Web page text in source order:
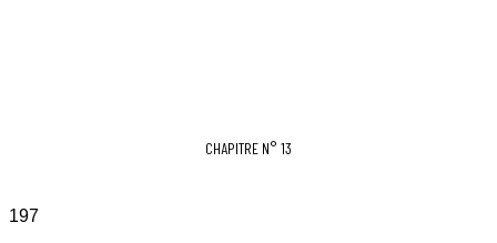
CHAPITRE N° 13
197